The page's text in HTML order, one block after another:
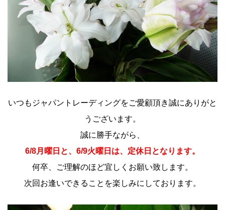
いつもジャパントレーディングをご愛顧頂き誠にありがと
うございます。
誠に勝手ながら、
6/8月曜日と、6/9火曜日は、定休日となります。
何卒、ご理解のほど宜しくお願い致します。
次回お逢いできることを楽しみにしております。